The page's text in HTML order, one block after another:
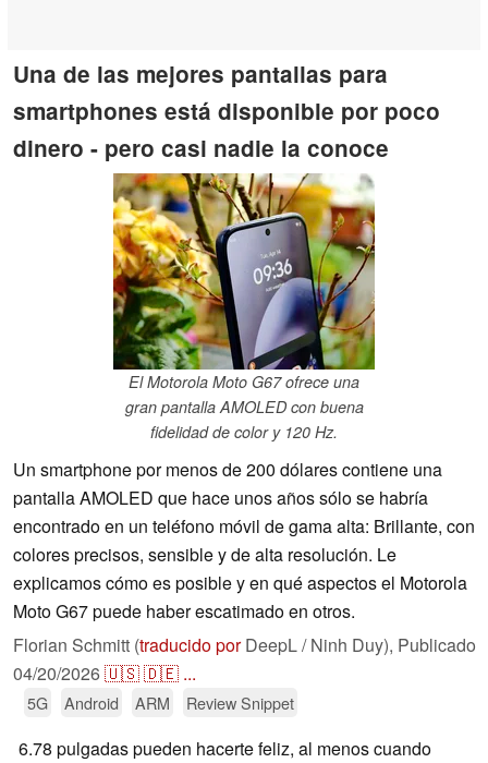
Una de las mejores pantallas para
smartphones está disponible por poco
dinero - pero casi nadie la conoce
El Motorola Moto G67 ofrece una
gran pantalla AMOLED con buena
fidelidad de color y 120 Hz.
Un smartphone por menos de 200 dólares contiene una
pantalla AMOLED que hace unos años sólo se habría
encontrado en un teléfono móvil de gama alta: Brillante, con
colores precisos, sensible y de alta resolución. Le
explicamos cómo es posible y en qué aspectos el Motorola
Moto G67 puede haber escatimado en otros.
Florian Schmitt (traducido porDeepL / Ninh Duy), Publicado
04/20/2026🇺🇸🇩🇪 ...
5G Android ARM Review Snippet
6.78 pulgadas pueden hacerte feliz, al menos cuando